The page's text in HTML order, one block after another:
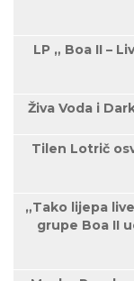
LP „ Boa II –
Živa Voda i
Tilen Lotrič
„Tako lijepa
grupe Boa II